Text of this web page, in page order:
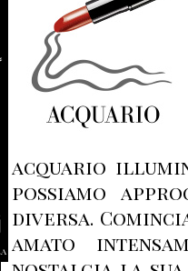
acquario
possiamo
diversa.
amato